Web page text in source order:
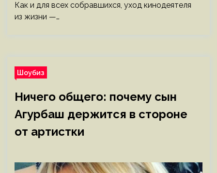
Как и для всех собравшихся, уход кинодеятеля
из жизни —…
Шоубиз
Ничего общего: почему сын
Агурбаш держится в стороне
от артистки